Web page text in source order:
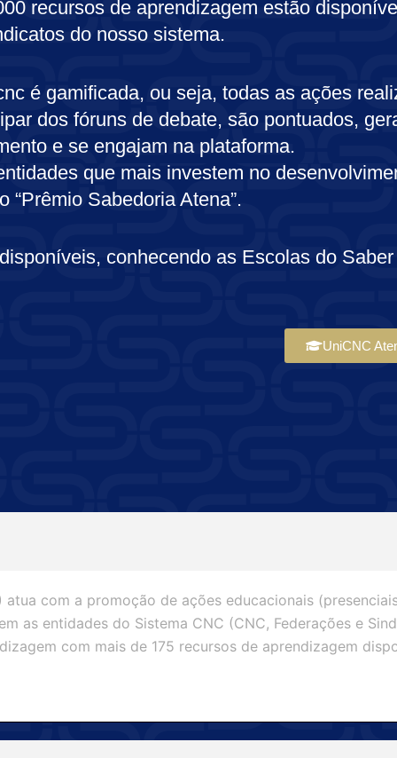
recursos de aprendizagem estão
do nosso sistema.
é gamificada, ou seja, todas as ações
dos fóruns de debate, são pontuados,
e se engajam na plataforma.
que mais investem no
Sabedoria Atena”.
conhecendo as Escolas do
UniCNC
com a promoção de ações educacionais
as entidades do Sistema CNC (CNC, Federações e
com mais de 175 recursos de aprendizagem